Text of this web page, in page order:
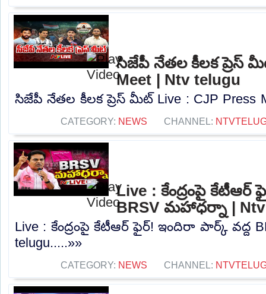
సిజేపీ నేతల కీలక ప్రెస్
Meet | Ntv telugu
సిజేపీ నేతల కీలక ప్రెస్ మీట్ Live : CJP Press
CATEGORY: NEWS CHANNEL:
Live : కేంద్రంపై కేటీఆర్
BRSV మహాధర్నా |
Live : కేంద్రంపై కేటీఆర్ ఫైర్! ఇందిరా పార్క్ వద్ద
telugu.....»»
CATEGORY: NEWS CHANNEL: